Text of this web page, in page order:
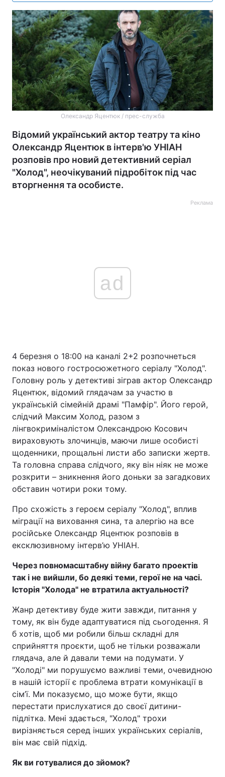
Олександр Яцентюк / прес-служба
Відомий український актор театру та кіно
Олександр Яцентюк в інтерв'ю УНІАН
розповів про новий детективний серіал
"Холод", неочікуваний підробіток під час
вторгнення та особисте.
Реклама
ad
4 березня о 18:00 на каналі 2+2 розпочнеться
показ нового гостросюжетного серіалу "Холод".
Головну роль у детективі зіграв актор Олександр
Яцентюк, відомий глядачам за участю в
українській сімейній драмі "Памфір". Його герой,
слідчий Максим Холод, разом з
лінгвокриміналістом Олександрою Косович
вираховують злочинців, маючи лише особисті
щоденники, прощальні листи або записки жертв.
Та головна справа слідчого, яку він ніяк не може
розкрити – зникнення його доньки за загадкових
обставин чотири роки тому.
Про схожість з героєм серіалу "Холод", вплив
міграції на виховання сина, та алергію на все
російське Олександр Яцентюк розповів в
ексклюзивному інтерв’ю УНІАН.
Через повномасштабну війну багато проектів
так і не вийшли, бо деякі теми, герої не на часі.
Історія "Холода" не втратила актуальності?
Жанр детективу буде жити завжди, питання у
тому, як він буде адаптуватися під сьогодення. Я
б хотів, щоб ми робили більш складні для
сприйняття проєкти, щоб не тільки розважали
глядача, але й давали теми на подумати. У
"Холоді" ми порушуємо важливі теми, очевидною
в нашій історії є проблема втрати комунікації в
сім’ї. Ми показуємо, що може бути, якщо
перестати прислухатися до своєї дитини-
підлітка. Мені здається, "Холод" трохи
вирізняється серед інших українських серіалів,
він має свій підхід.
Як ви готувалися до зйомок?